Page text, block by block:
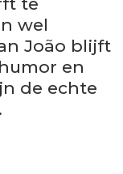
wel
João blijft
en
de echte